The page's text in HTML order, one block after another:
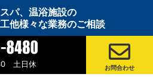
パ、温浴施設の
他様々な業務のご相談
土日休 お問合わせ